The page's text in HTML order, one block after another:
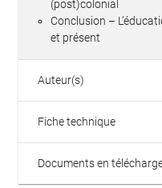
(post)colonial
Conclusion –
et présent
Auteur(s)
Fiche technique
Documents en